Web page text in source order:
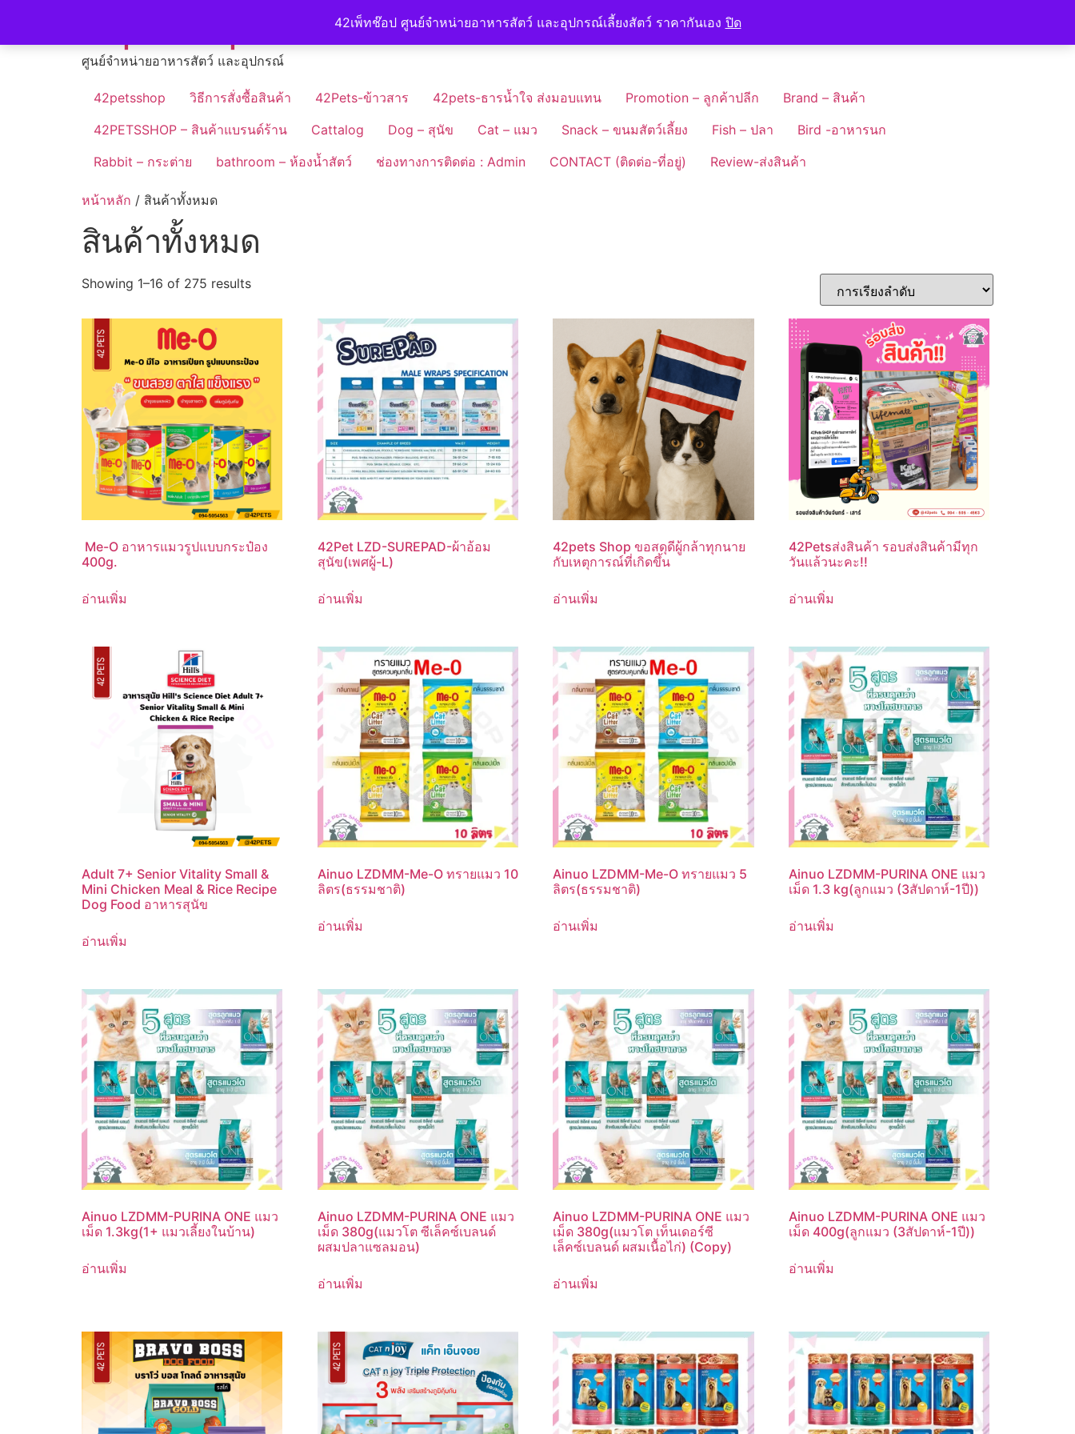
42เพ็ทช๊อป ศูนย์จำหน่ายอาหารสัตว์ และอุปกรณ์เลี้ยงสัตว์ ราคากันเอง ปิด
content
ศูนย์จำหน่ายอาหารสัตว์ และอุปกรณ์
42petsshop วิธีการสั่งซื้อสินค้า 42Pets-ข้าวสาร 42pets-ธารน้ำใจ ส่งมอบแทน Promotion – ลูกค้าปลีก
Brand – สินค้า
42PETSSHOP – สินค้าแบรนด์ร้าน
Cattalog Dog – สุนัข Cat – แมว Snack – ขนมสัตว์เลี้ยง Fish – ปลา
Bird -อาหารนก
Rabbit – กระต่าย
bathroom – ห้องน้ำสัตว์ ช่องทางการติดต่อ : Admin CONTACT (ติดต่อ-ที่อยู่) Review-ส่งสินค้า
หน้าหลัก / สินค้าทั้งหมด
สินค้าทั้งหมด
Showing 1–16 of 275 results
Me-O อาหารแมวรูปแบบกระป๋อง
400g.
อ่านเพิ่ม
42Pet LZD-SUREPAD-ผ้าอ้อม
สุนัข(เพศผู้-L)
อ่านเพิ่ม
42pets Shop ขอสดุดีผู้กล้าทุกนาย
กับเหตุการณ์ที่เกิดขึ้น
อ่านเพิ่ม
42Petsส่งสินค้า รอบส่งสินค้ามีทุก
วันแล้วนะคะ!!
อ่านเพิ่ม
Adult 7+ Senior Vitality Small &
Mini Chicken Meal & Rice Recipe
Dog Food อาหารสุนัข
อ่านเพิ่ม
Ainuo LZDMM-Me-O ทรายแมว 10
ลิตร(ธรรมชาติ)
อ่านเพิ่ม
Ainuo LZDMM-Me-O ทรายแมว 5
ลิตร(ธรรมชาติ)
อ่านเพิ่ม
Ainuo LZDMM-PURINA ONE แมว
เม็ด 1.3 kg(ลูกแมว (3สัปดาห์-1ปี))
อ่านเพิ่ม
Ainuo LZDMM-PURINA ONE แมว
เม็ด 1.3kg(1+ แมวเลี้ยงในบ้าน)
อ่านเพิ่ม
Ainuo LZDMM-PURINA ONE แมว
เม็ด 380g(แมวโต ซีเล็คซ์เบลนด์
ผสมปลาแซลมอน)
อ่านเพิ่ม
Ainuo LZDMM-PURINA ONE แมว
เม็ด 380g(แมวโต เท็นเดอร์ซี
เล็คซ์เบลนด์ ผสมเนื้อไก่) (Copy)
อ่านเพิ่ม
Ainuo LZDMM-PURINA ONE แมว
เม็ด 400g(ลูกแมว (3สัปดาห์-1ปี))
อ่านเพิ่ม